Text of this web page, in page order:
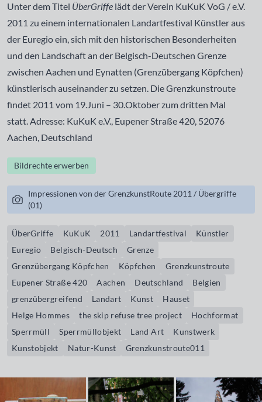
Unter dem Titel ÜberGriffe lädt der Verein KuKuK VoG / e.V.
2011 zu einem internationalen Landartfestival Künstler aus
der Euregio ein, sich mit den historischen Besonderheiten
und den Landschaft an der Belgisch-Deutschen Grenze
zwischen Aachen und Eynatten (Grenzübergang Köpfchen)
künstlerisch auseinander zu setzen. DieGrenzkunstroute
findet 2011 vom 19.Juni – 30.Oktober zum dritten Mal
statt. Adresse: KuKuK e.V., Eupener Straße 420, 52076
Aachen, Deutschland
Bildrechte erwerben
Impressionen von der GrenzkunstRoute 2011 / Übergriffe
(01)
ÜberGriffe KuKuK 2011 Landartfestival
Künstler
Euregio
Belgisch-Deutsch
Grenze
Grenzübergang Köpfchen
Köpfchen
Grenzkunstroute
Eupener Straße 420
Aachen Deutschland
Belgien
grenzübergreifend
Landart Kunst
Hauset
Helge Hommes
the skip refuse tree project
Hochformat
Sperrmüll
Sperrmüllobjekt Land Art
Kunstwerk
Kunstobjekt
Natur-Kunst Grenzkunstroute011